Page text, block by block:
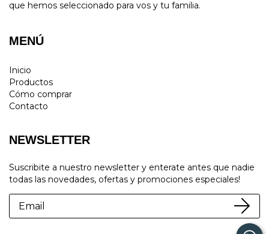
que hemos seleccionado para vos y tu familia.
MENÚ
Inicio
Productos
Cómo comprar
Contacto
NEWSLETTER
Suscribite a nuestro newsletter y enterate antes que nadie
todas las novedades, ofertas y promociones especiales!